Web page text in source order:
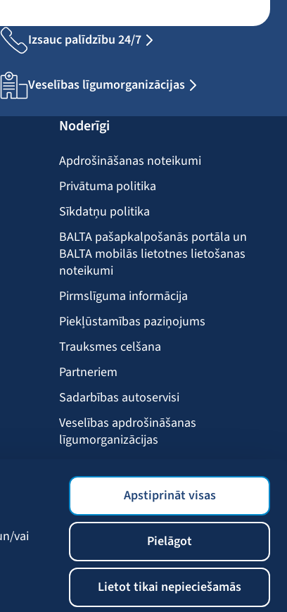
vai
Apstiprināt visas
Pielāgot
Lietot tikai nepieciešamās
Izsauc palīdzību 24/7
Veselības līgumorganizācijas
Noderīgi
Apdrošināšanas noteikumi
Privātuma politika
Sīkdatņu politika
BALTA pašapkalpošanās portāla un
BALTA mobilās lietotnes lietošanas
noteikumi
Pirmslīguma informācija
Piekļūstamības paziņojums
Trauksmes celšana
Partneriem
Sadarbības autoservisi
Veselības apdrošināšanas
līgumorganizācijas
BALTA mobilā lietotne
Klientu labumi